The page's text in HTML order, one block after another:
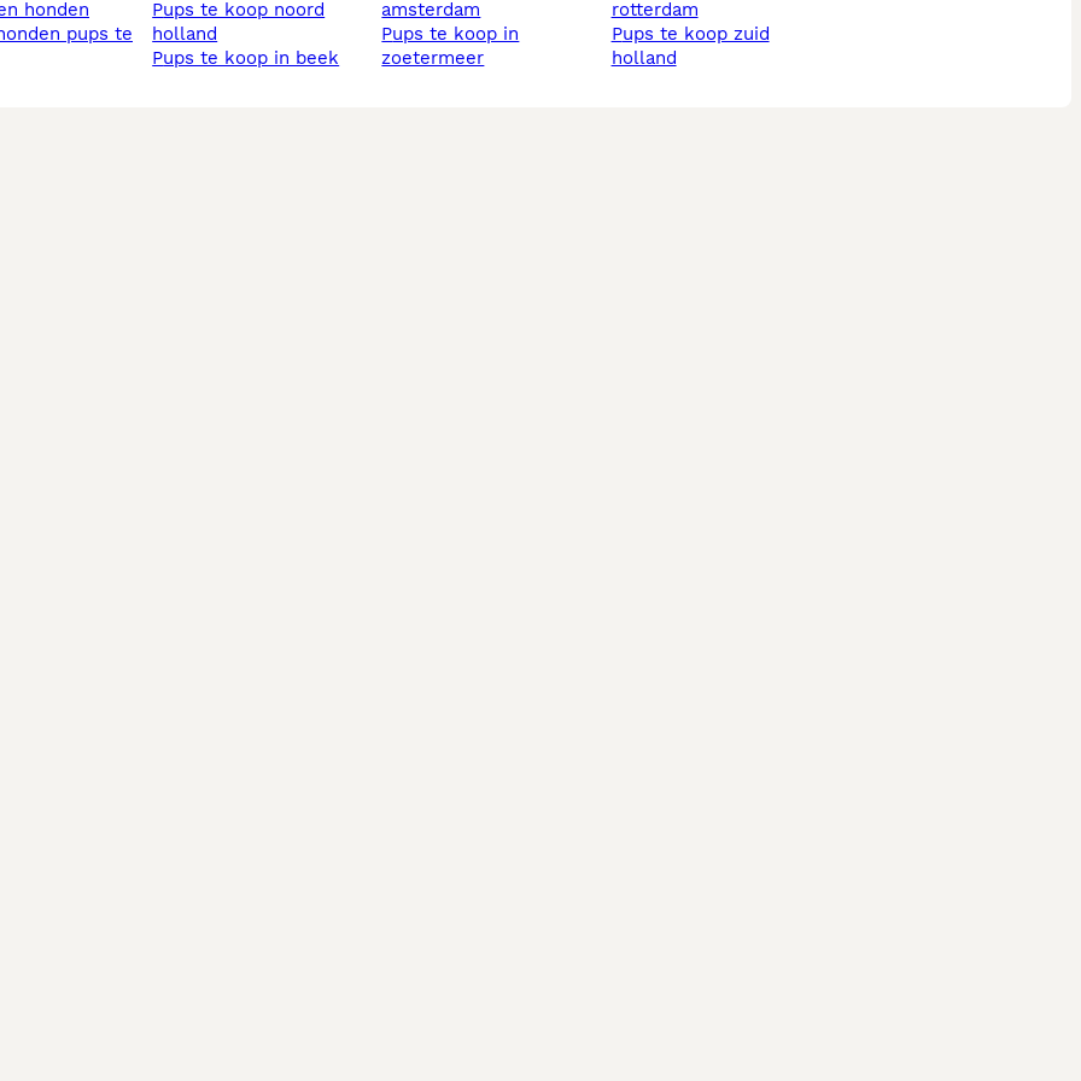
honden
pups te koop noord
holland
pups te koop in beek
amsterdam
pups te koop in
zoetermeer
rotterdam
pups te koop zuid
holland